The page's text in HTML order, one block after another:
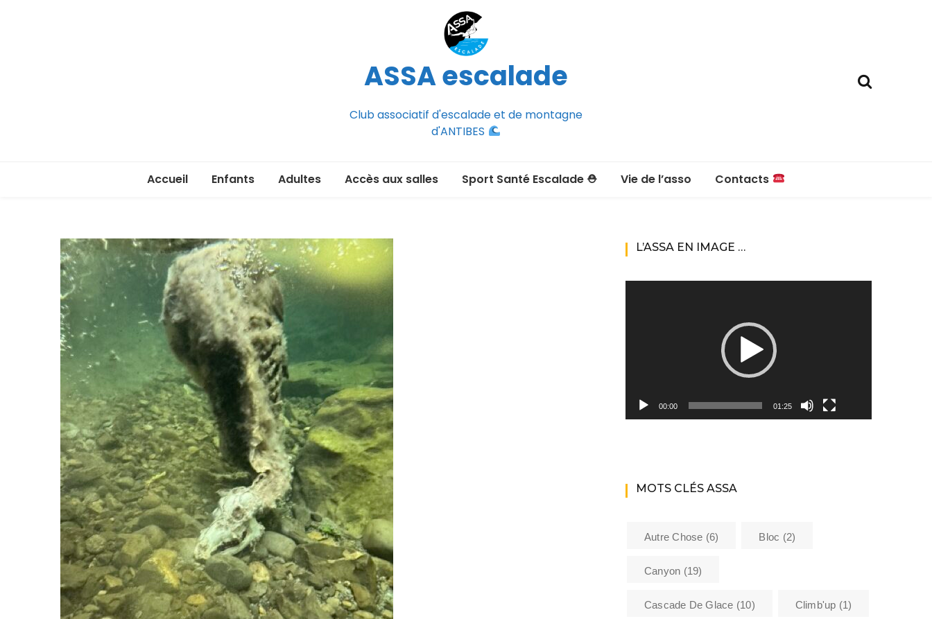
ASSA escalade
Club associatif d'escalade et de montagne
d'ANTIBES
Accueil Enfants
Stage été 2026
Adultes
ASSA Section Montagne
(licence FFCAM)
Je veux passer un
passeport
Devenir responsable de
séance
Créer une événement non
officiel sur Spond
Tutoriel SPOND Adulte
Charte du grimpeur ASSA
Programme des cours
Accès aux salles Sport Santé Escalade ⛑ Vie de l’asso
Contacts
Les encadrants du club
Sécurité
Contacts
L’ASSA EN IMAGE …
00:00 01:25
MOTS CLÉS ASSA
Autre Chose (6) Bloc (2)
Canyon (19)
Cascade De Glace (10) Climb'up (1)